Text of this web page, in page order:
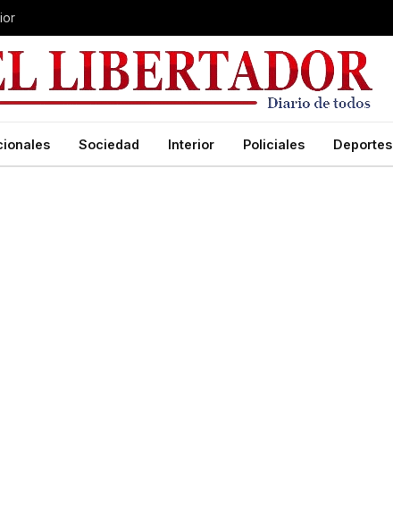
Sociedad Interior Policiales Deportes